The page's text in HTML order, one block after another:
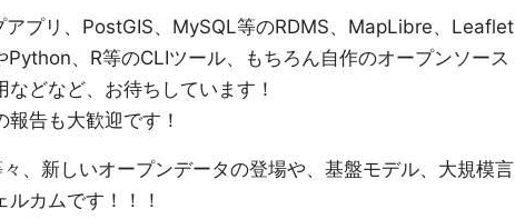
アプリ、PostGIS、MySQL等のRDMS、MapLibre、Leaflet
、R等のCLIツール、もちろん自作のオープンソース
どなど、お待ちしています！
告も大歓迎です！
、新しいオープンデータの登場や、基盤モデル、大規模言
カムです！！！